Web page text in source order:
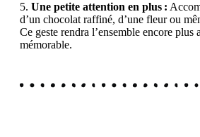
5. Une petite attention en plus :
d’un chocolat raffiné, d’une fleur ou
Ce geste rendra l’ensemble encore plus
mémorable.